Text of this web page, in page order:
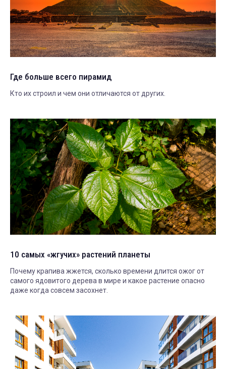
Где больше всего пирамид
Кто их строил и чем они отличаются от других.
10 самых «жгучих» растений планеты
Почему крапива жжется, сколько времени длится ожог от
самого ядовитого дерева в мире и какое растение опасно
даже когда совсем засохнет.